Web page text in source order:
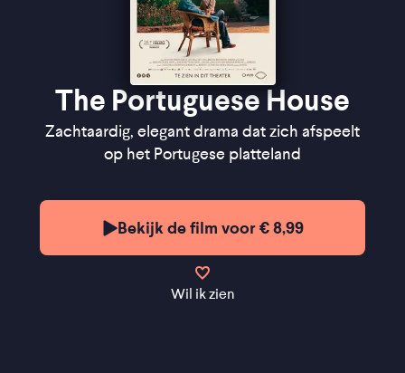
The Portuguese House
Zachtaardig, elegant drama dat zich afspeelt
op het Portugese platteland
Bekijk de film voor € 8,99
Wil ik zien